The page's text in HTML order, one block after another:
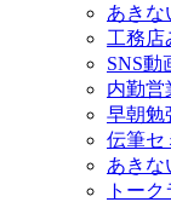
あきな
工務店
SNS動
内勤営
早朝勉
伝筆セ
あきな
トー